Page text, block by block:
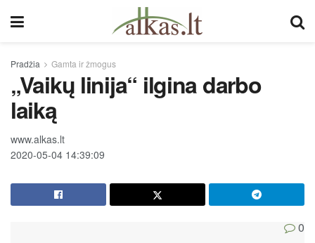
Pradžia Gamta ir žmogus
„Vaikų linija“ ilgina darbo
laiką
www.alkas.lt
2020-05-04 14:39:09
0